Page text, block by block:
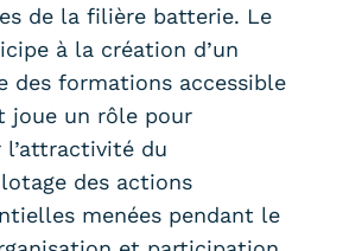
de la filière batterie. Le
à la création d’un
des formations accessible
joue un rôle pour
l’attractivité du
des actions
menées pendant le